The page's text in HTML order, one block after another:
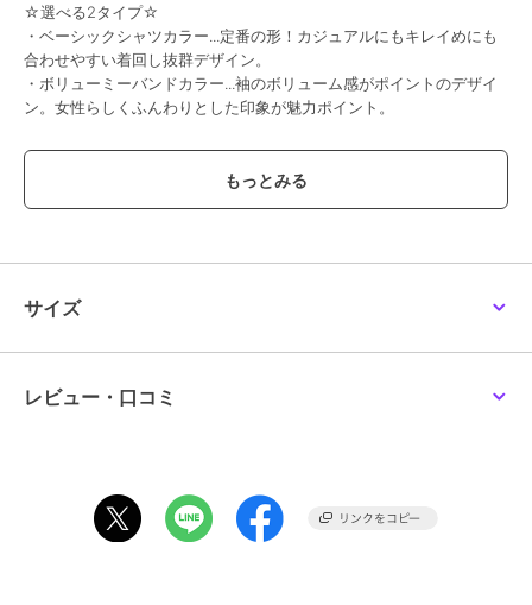
☆選べる2タイプ☆
・ベーシックシャツカラー...定番の形！カジュアルにもキレイめにも
合わせやすい着回し抜群デザイン。
・ボリューミーバンドカラー...袖のボリューム感がポイントのデザイ
ン。女性らしくふんわりとした印象が魅力ポイント。
【素材・サイズ感】
やわらかく肌触りがよいライトな質感のガーゼ素材。
ゆったりふんわりとしたシルエットとドロップショルダーが抜け感の
期間限定セール開催中
ショップ
トップス
／シャツ
ベーシックシャツカラー グリー
サイズ
レビュー・口コミ